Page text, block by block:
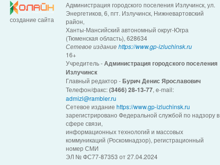
создание сайта
Администрация городского поселения Излучинск, ул.
Энергетиков, 6, пгт. Излучинск, Нижневартовский
район,
Ханты-Мансийский автономный округ-Югра
(Тюменская область), 628634
Сетевое изданиеhttps://www.gp-izluchinsk.ru
16+
Учредитель -Администрация городского поселения
Излучинск
Главный редактор -Бурич Денис Ярославович
Телефон/факс:(3466) 28-13-77, e-mail:
admizl@rambler.ru
Сетевое изданиеhttps://www.gp-izluchinsk.ru
зарегистрировано Федеральной службой по надзору в
сфере связи,
информационных технологий и массовых
коммуникаций (Роскомнадзор), регистрационный
номер СМИ
ЭЛ № ФС77-87353 от 27.04.2024